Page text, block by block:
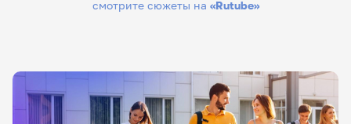
смотрите сюжеты на «Rutube»